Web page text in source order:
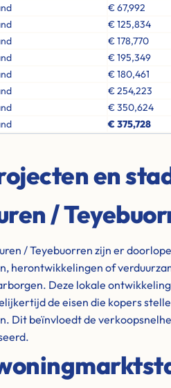
€ 67,992
€ 125,834
€ 178,770
€ 195,349
€ 180,461
€ 254,223
€ 350,624
€ 375,728
en
/
/ Teyebuorren zijn er
herontwikkelingen of
Deze lokale
de eisen die kopers
Dit beïnvloedt de